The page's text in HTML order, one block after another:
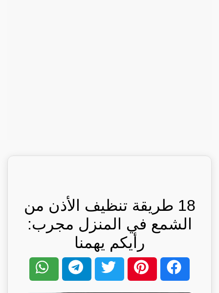
18 طريقة تنظيف الأذن من
الشمع في المنزل مجرب:
رأيكم يهمنا